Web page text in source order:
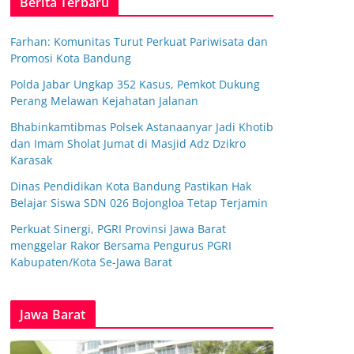
Farhan: Komunitas Turut Perkuat Pariwisata dan
Promosi Kota Bandung
Polda Jabar Ungkap 352 Kasus, Pemkot Dukung
Perang Melawan Kejahatan Jalanan
Bhabinkamtibmas Polsek Astanaanyar Jadi Khotib
dan Imam Sholat Jumat di Masjid Adz Dzikro
Karasak
Dinas Pendidikan Kota Bandung Pastikan Hak
Belajar Siswa SDN 026 Bojongloa Tetap Terjamin
Perkuat Sinergi, PGRI Provinsi Jawa Barat
menggelar Rakor Bersama Pengurus PGRI
Kabupaten/Kota Se-Jawa Barat
Jawa Barat